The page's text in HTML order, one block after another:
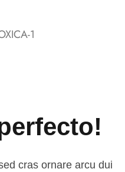
cras ornare arcu dui